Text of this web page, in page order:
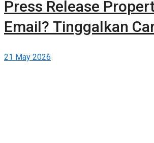
Press Release
Email? Tinggalkan
Gratis di Berita-
21 May 2026